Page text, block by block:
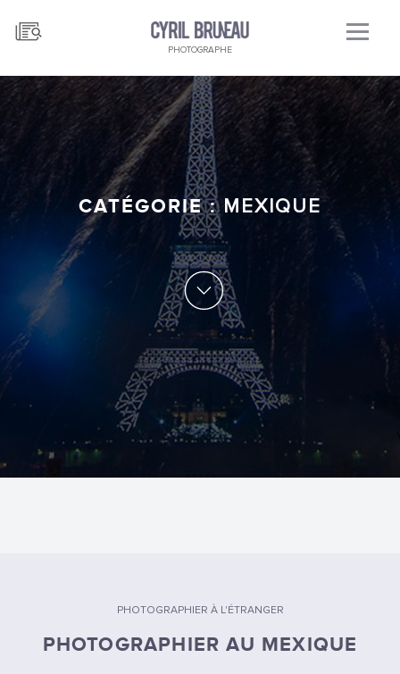
PHOTOGRAPHE
CATÉGORIE : MEXIQUE
PHOTOGRAPHIER À L'ÉTRANGER
PHOTOGRAPHIER AU MEXIQUE